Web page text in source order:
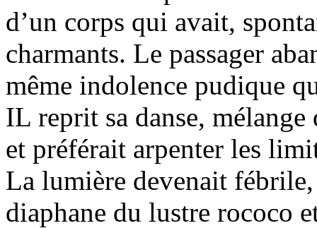
d’un corps qui avait,
charmants. Le passager
même indolence pudique
IL reprit sa danse, mélange
et préférait arpenter les
La lumière devenait
diaphane du lustre rococo